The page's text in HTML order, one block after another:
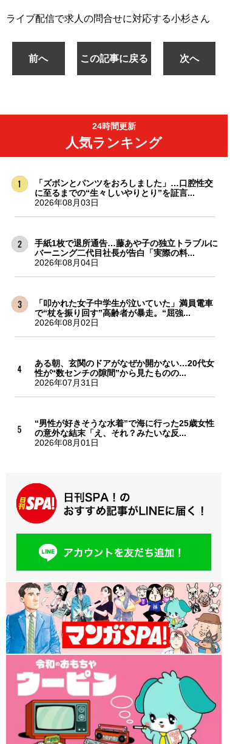
ライブ配信で求人の問合せに対応する小杉さん
前へ この記事に戻る 次へ
24時間更新
人気ランキング
「ズボンとパンツをおろしました」…口腔性交
に至るまでの“生々しいやりとり”を証言...
2026年08月03日
手紙1枚で退所通告…藤あや子の独立トラブルに
バーニング二代目社長が告白「実際の料...
2026年08月04日
「叩かれた女子中学生が泣いていた」満員電車
で“杖を振り回す”高齢者が暴走。“屈強...
2026年08月02日
ある朝、玄関のドアがなぜか開かない…20代女
性が“数センチの隙間”から見たものの...
2026年07月31日
“男性が好きそうな水着”で海に行った25歳女性
の意外な結末「え、それ？みたいな反...
2026年08月01日